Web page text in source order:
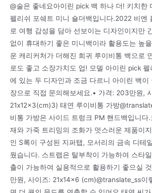
@술은 좋네요아이린 pick 백 하나 더! 키치한
펠리쉬 포쉐트 미니 숄더백입니다.2022 비엔
로 여행 감성을 담아 선보이는 디자인이지만
없이 휴대하기 좋은 미니백이라 활용도는 높
운 캐리커처가 더해진 희귀 루이비통 백으로
로도 좋고 소장가치도 업! 모델 아이린 pick
에 있는 두 디자인과 조금 다르니 아이린 백이
장으로 직접 문의해보세요.• 가격: 203만원,
21x12x3(cm)3) 태연 루이비통 가방
비통 가방은 사이드 트렁크 PM 핸드백입니다
재와 가죽 트리밍의 조화가 멋스러운 제품이
인 S록이 구성된 지퍼탭, 모서리의 금속 디테
웠습니다. 스트랩은 탈부착이 가능하여 스타
출이 가능하여 실용적으로 활용하기 좋으실
만원, 사이즈: 21x14x6 (cm)@translate_ss이